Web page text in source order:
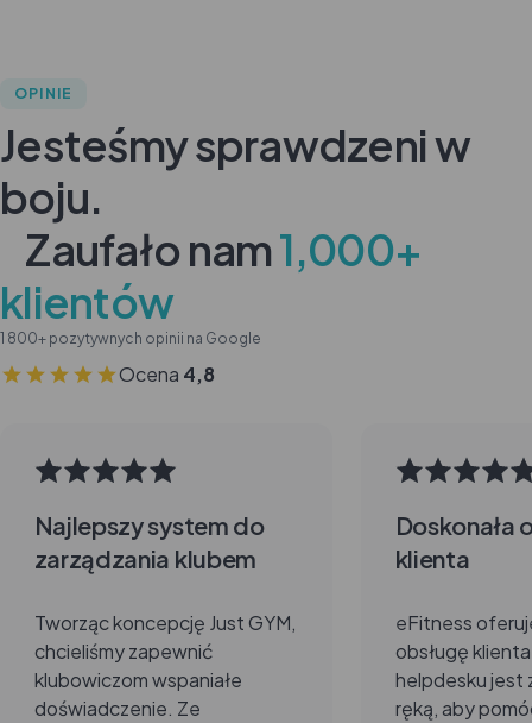
OPINIE
Jesteśmy sprawdzeni w
boju.
Zaufało nam1,000+
klientów
1 800+ pozytywnych opinii na Google
Ocena 4,8
Najlepszy system do
zarządzania klubem
Tworząc koncepcję Just GYM,
chcieliśmy zapewnić
klubowiczom wspaniałe
doświadczenie. Ze
Doskonała
klienta
eFitness
obsługę
helpdesku jest
ręką, aby